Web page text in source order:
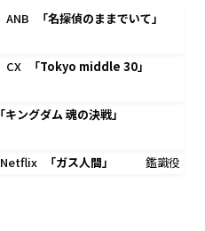
ANB
「名探偵のままでいて」
CX
「Tokyo middle 30」
「キングダム 魂の決戦」
Netflix 「ガス人間」 鑑識役